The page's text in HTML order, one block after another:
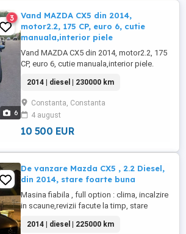
6
3
Vand MAZDA CX5 din 2014,
motor2.2, 175 CP, euro 6, cutie
manuala,interior piele
Vand MAZDA CX5 din 2014, motor2.2, 175
CP, euro 6, cutie manuala,interior piele.
recent(ofer documente justificative).
Masina se vinde cu un set de roti de iarna
(jantele sunt originale atat pe masina cat
si pe setul de iarna). Pret:10500 euro.
Detalii: Ad ...
2014 | diesel | 230000 km
Constanta, Constanta
4 august
10 500 EUR
De vanzare Mazda CX5 , 2.2 Diesel,
din 2014, stare foarte buna
Masina fiabila , full option : clima, incalzire
in scaune,revizii facute la timp, stare
2014 | diesel | 225000 km